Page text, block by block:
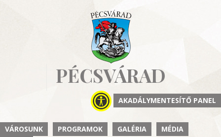
PÉCSVÁRAD
AKADÁLYMENTESÍTŐ PANEL
VÁROSUNK PROGRAMOK GALÉRIA
MÉDIA